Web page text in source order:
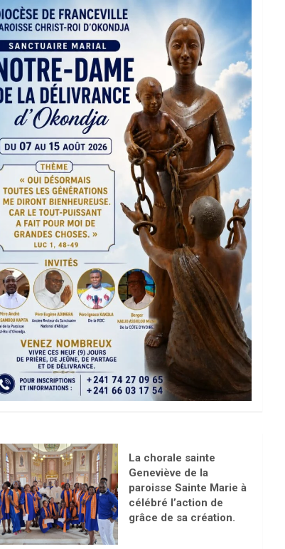
La chorale sainte
Geneviève de la
paroisse Sainte Marie à
célébré l’action de
grâce de sa création.